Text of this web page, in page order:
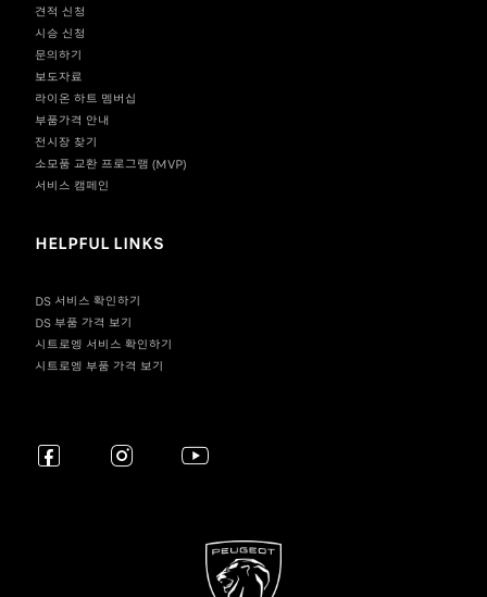
견적 신청
시승 신청
문의하기
보도자료
라이온 하트 멤버십
부품가격 안내
전시장 찾기
소모품 교환 프로그램 (MVP)
서비스 캠페인
HELPFUL LINKS
DS 서비스 확인하기
DS 부품 가격 보기
시트로엥 서비스 확인하기
시트로엥 부품 가격 보기